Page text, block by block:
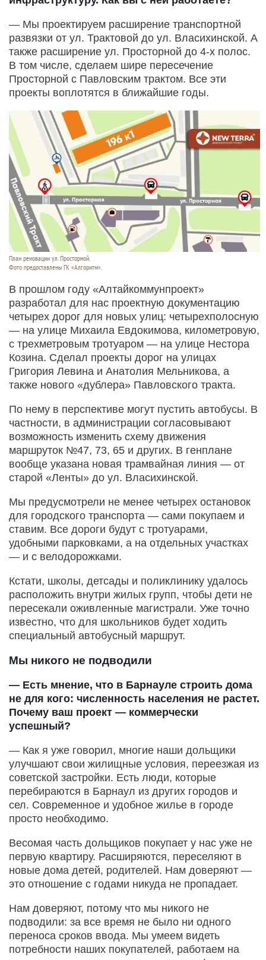
— Мы проектируем расширение транспортной
развязки от ул. Трактовой до ул. Власихинской. А
также расширение ул. Просторной до 4-х полос.
В том числе, сделаем шире пересечение
Просторной с Павловским трактом. Все эти
проекты воплотятся в ближайшие годы.
План реновации ул. Просторной.
Фото предоставлены ГК «Алгоритм».
В прошлом году «Алтайкоммунпроект»
разработал для нас проектную документацию
четырех дорог для новых улиц: четырехполосную
— на улице Михаила Евдокимова, километровую,
с трехметровым тротуаром — на улице Нестора
Козина. Сделал проекты дорог на улицах
Григория Левина и Анатолия Мельникова, а
также нового «дублера» Павловского тракта.
По нему в перспективе могут пустить автобусы. В
частности, в администрации согласовывают
возможность изменить схему движения
маршруток №47, 73, 65 и других. В генплане
вообще указана новая трамвайная линия — от
старой «Ленты» до ул. Власихинской.
Мы предусмотрели не менее четырех остановок
для городского транспорта — сами покупаем и
ставим. Все дороги будут с тротуарами,
удобными парковками, а на отдельных участках
— и с велодорожками.
Кстати, школы, детсады и поликлинику удалось
расположить внутри жилых групп, чтобы дети не
пересекали оживленные магистрали. Уже точно
известно, что для школьников будет ходить
специальный автобусный маршрут.
Мы никого не подводили
— Есть мнение, что в Барнауле строить дома
не для кого: численность населения не растет.
Почему ваш проект — коммерчески
успешный?
— Как я уже говорил, многие наши дольщики
улучшают свои жилищные условия, переезжая из
советской застройки. Есть люди, которые
перебираются в Барнаул из других городов и
сел. Современное и удобное жилье в городе
просто необходимо.
Весомая часть дольщиков покупает у нас уже не
первую квартиру. Расширяются, переселяют в
новые дома детей, родителей. Нам доверяют —
это отношение с годами никуда не пропадает.
Нам доверяют, потому что мы никого не
подводили: за все время не было ни одного
переноса сроков ввода. Мы умеем видеть
потребности наших покупателей, работаем на